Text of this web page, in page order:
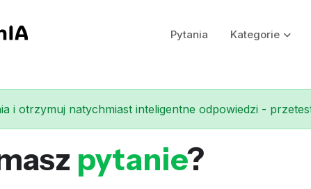
Pytania Kategorie
i otrzymuj natychmiast inteligentne odpowiedzi -
pytanie?